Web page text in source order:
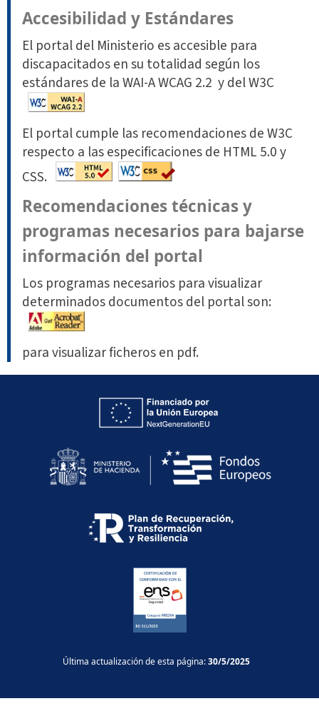
Accesibilidad y Estándares
El portal del Ministerio es accesible para
discapacitados en su totalidad según los
estándares de laWAI-A WCAG 2.2 ydel W3C
El portal cumple las recomendaciones de W3C
respecto a las especificaciones de HTML 5.0 y
CSS.
Recomendaciones técnicas y
programas necesarios para bajarse
información del portal
Los programas necesarios para visualizar
determinados documentos del portal son:
para visualizar ficheros en pdf.
Última actualización de esta página:30/5/2025